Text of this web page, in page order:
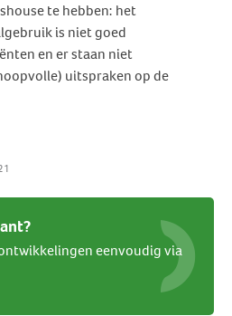
te hebben: het
is niet goed
en er staan niet
uitspraken op de
eenvoudig via